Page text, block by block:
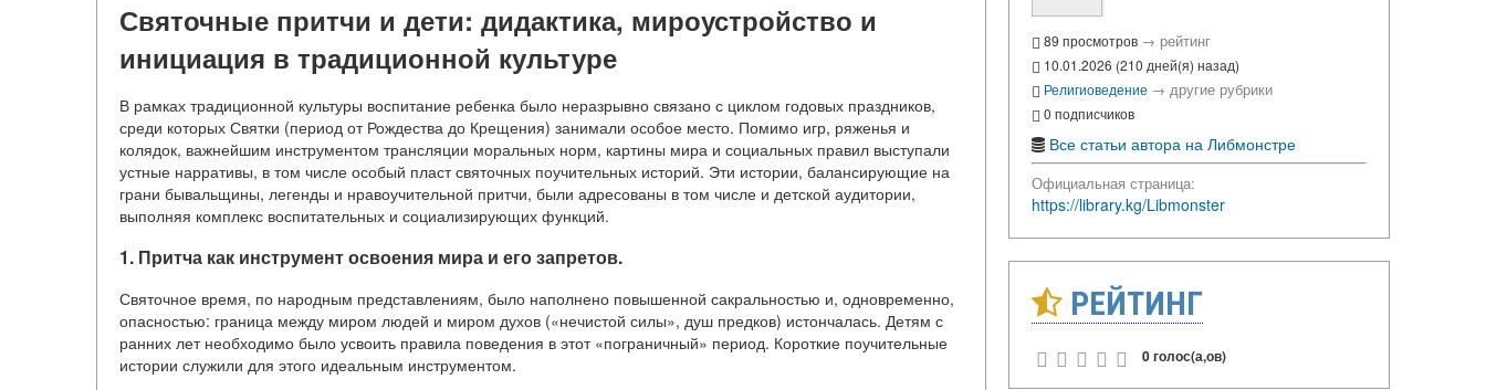
Святочные притчи и дети: дидактика, мироустройство и
инициация в традиционной культуре
В рамках традиционной культуры воспитание ребенка было неразрывно связано с циклом годовых праздников,
среди которых Святки (период от Рождества до Крещения) занимали особое место. Помимо игр, ряженья и
колядок, важнейшим инструментом трансляции моральных норм, картины мира и социальных правил выступали
устные нарративы, в том числе особый пласт святочных поучительных историй. Эти истории, балансирующие на
грани бывальщины, легенды и нравоучительной притчи, были адресованы в том числе и детской аудитории,
выполняя комплекс воспитательных и социализирующих функций.
1. Притча как инструмент освоения мира и его запретов.
Святочное время, по народным представлениям, было наполнено повышенной сакральностью и, одновременно,
опасностью: граница между миром людей и миром духов («нечистой силы», душ предков) истончалась. Детям с
ранних лет необходимо было усвоить правила поведения в этот «пограничный» период. Короткие поучительные
истории служили для этого идеальным инструментом.
89 просмотров → рейтинг
10.01.2026 (210 дней(я) назад)
Религиоведение → другие рубрики
0 подписчиков
Все статьи автора на Либмонстре
Официальная страница:
https://library.kg/Libmonster
РЕЙТИНГ
0 голос(а,ов)